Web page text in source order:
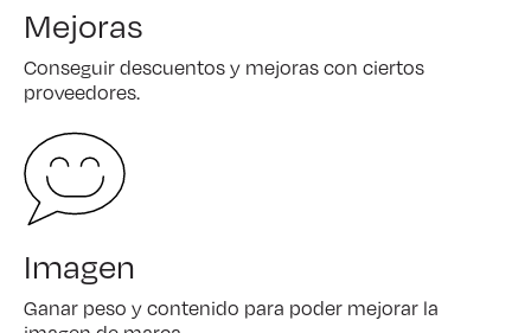
Mejoras
Conseguir descuentos y mejoras con ciertos
proveedores.
Imagen
Ganar peso y contenido para poder mejorar la